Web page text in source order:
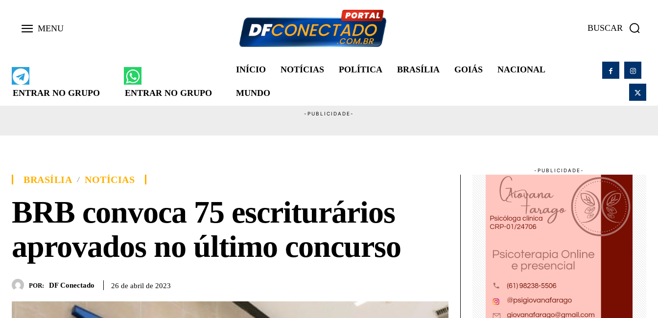
BUSCAR
ENTRAR NO GRUPO ENTRAR NO GRUPO
INÍCIO NOTÍCIAS POLÍTICA BRASÍLIA GOIÁS NACIONAL
MUNDO
BRASÍLIA NOTÍCIAS
BRB convoca 75 escriturários
aprovados no último concurso
POR: DF Conectado 26 de abril de 2023